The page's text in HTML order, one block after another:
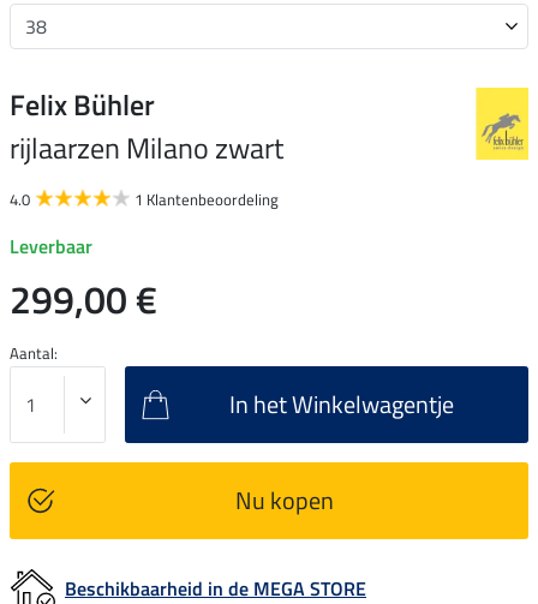
Felix Bühler
rijlaarzen Milano zwart
4.0 1 Klantenbeoordeling
Leverbaar
299,00 €
Aantal:
In het Winkelwagentje
Nu kopen
Beschikbaarheid in de MEGA STORE